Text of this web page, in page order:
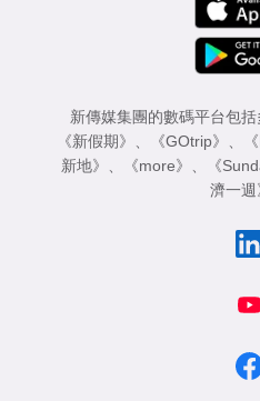
新傳媒集團的數碼平台包
《新假期》
《GOtrip》
新地》
《more》 《
濟一週